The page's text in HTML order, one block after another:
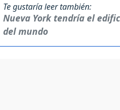
Te gustaría leer también:
Nueva York tendría el
del mundo